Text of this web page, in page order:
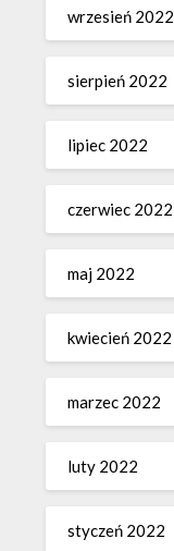
wrzesień 2022
sierpień 2022
lipiec 2022
czerwiec 2022
maj 2022
kwiecień 2022
marzec 2022
luty 2022
styczeń 2022